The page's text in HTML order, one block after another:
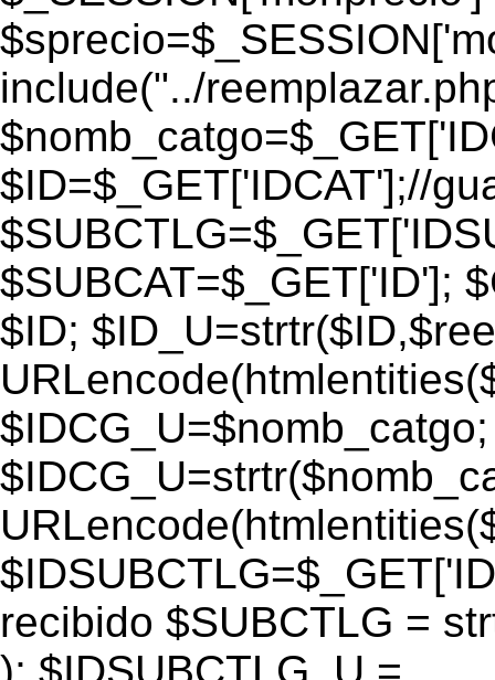
include("../
$ID=$_GET['IDCAT'];//
$SUBCAT=$_GET['ID'];
$ID;
$IDCG_U=$nomb_catgo;
recibido $SUBCTLG =